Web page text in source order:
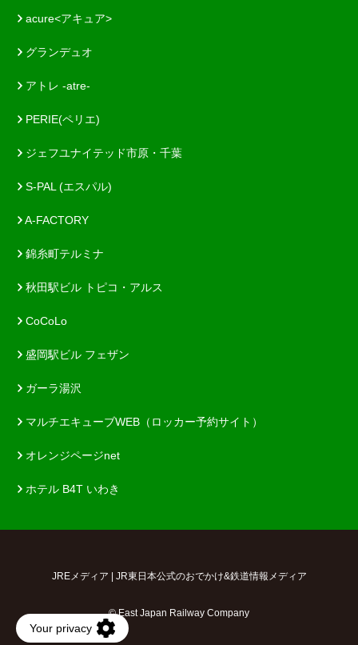
acure<アキュア>
グランデュオ
アトレ -atre-
PERIE(ペリエ)
ジェフユナイテッド市原・千葉
S-PAL (エスパル)
A-FACTORY
錦糸町テルミナ
秋田駅ビル トピコ・アルス
CoCoLo
盛岡駅ビル フェザン
ガーラ湯沢
マルチエキューブWEB（ロッカー予約サイト）
オレンジページnet
ホテル B4T いわき
JREメディア | JR東日本公式のおでかけ&鉄道情報メディア
© East Japan Railway Company